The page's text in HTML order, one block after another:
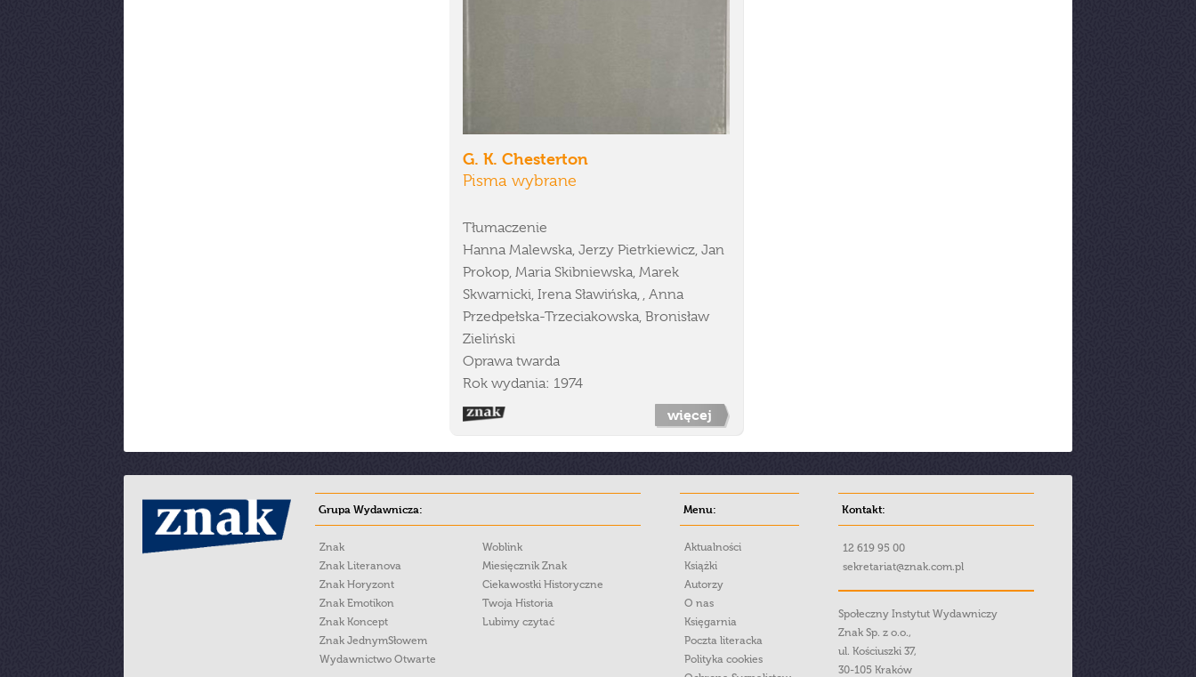
G. K. Chesterton
Pisma wybrane
Tłumaczenie
Hanna Malewska, Jerzy Pietrkiewicz, Jan
Prokop, Maria Skibniewska, Marek
Skwarnicki, Irena Sławińska, , Anna
Przedpełska-Trzeciakowska, Bronisław
Zieliński
Oprawa twarda
Rok wydania: 1974
więcej
Grupa Wydawnicza:
Znak
Znak Literanova
Znak Horyzont
Znak Emotikon
Znak Koncept
Znak JednymSłowem
Wydawnictwo Otwarte
Woblink
Miesięcznik Znak
Ciekawostki Historyczne
Twoja Historia
Lubimy czytać
Menu:
Aktualności
Książki
Autorzy
O nas
Księgarnia
Poczta literacka
Polityka cookies
Kontakt:
12 619 95 00
sekretariat@znak.com.pl
Społeczny Instytut Wydawniczy
Znak Sp. z o.o.,
ul. Kościuszki 37,
30-105 Kraków